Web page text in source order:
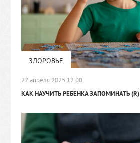
ЗДОРОВЬЕ
22 апреля 2025 12:00
КАК НАУЧИТЬ РЕБЕНКА ЗАПОМИНАТЬ(R)